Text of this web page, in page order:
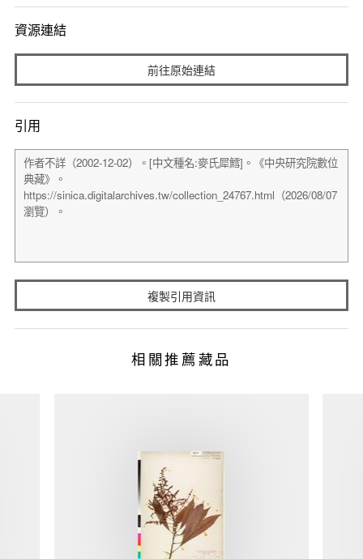
資源連結
前往原始連結
引用
複製引用資訊
相關推薦藏品